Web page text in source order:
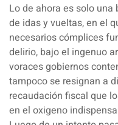
Lo de ahora es solo
de idas y vueltas, en el
necesarios cómplices
delirio, bajo el ingenuo
voraces gobiernos
tampoco se resignan a
recaudación fiscal que
en el oxigeno